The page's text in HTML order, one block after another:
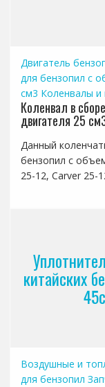
Двигатель
для бензопил с
см3 Коленвалы и
Коленвал в
двигателя 25
Данный
бензопил с
25-12, Carver 25-
китайских
Воздушные и
для бензопил